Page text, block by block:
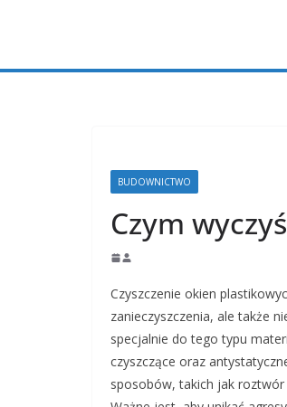
BUDOWNICTWO
Czym
Czyszczenie okien
zanieczyszczenia, ale także
specjalnie do tego typu
czyszczące oraz
sposobów, takich jak